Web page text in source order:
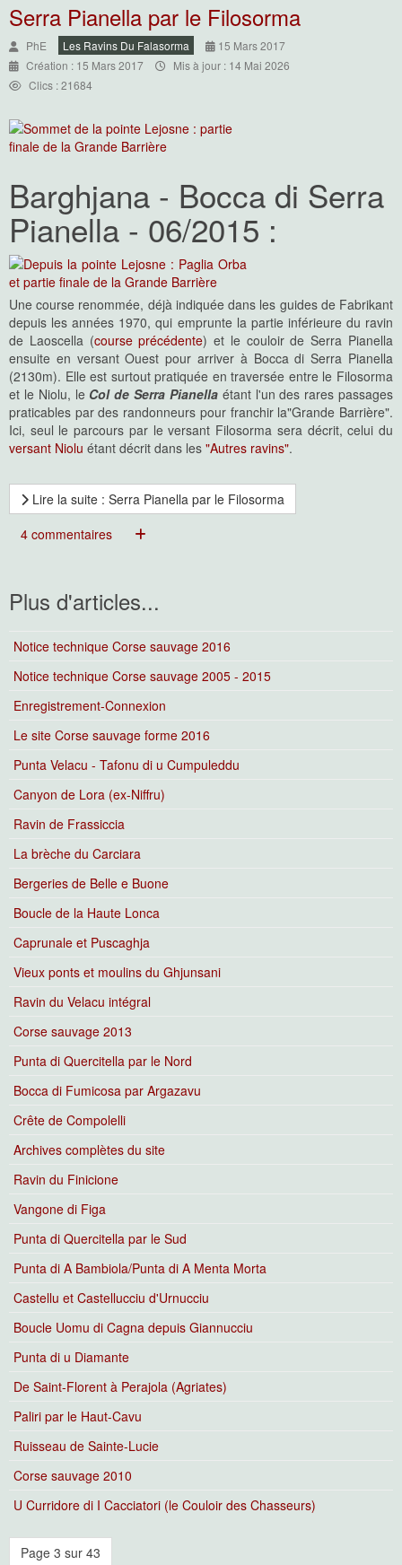
Serra Pianella par le Filosorma
PhE Les Ravins Du Falasorma
15 Mars 2017
Création : 15 Mars 2017
Mis à jour : 14 Mai 2026
Clics : 21684
Barghjana - Bocca di Serra
Pianella - 06/2015 :
Une course renommée, déjà indiquée dans les guides de Fabrikant
depuis les années 1970, qui emprunte la partie inférieure du ravin
de Laoscella (course précédente) et le couloir de Serra Pianella
ensuite en versant Ouest pour arriver à Bocca di Serra Pianella
(2130m). Elle est surtout pratiquée en traversée entre le Filosorma
et le Niolu, le Col de Serra Pianellaétant l'un des rares passages
praticables par des randonneurs pour franchir la"Grande Barrière".
Ici, seul le parcours par le versant Filosorma sera décrit, celui du
versant Niolu étant décrit dans les "Autres ravins".
Lire la suite : Serra Pianella par le Filosorma
4 commentaires
Plus d'articles...
Notice technique Corse sauvage 2016
Notice technique Corse sauvage 2005 - 2015
Enregistrement-Connexion
Le site Corse sauvage forme 2016
Punta Velacu - Tafonu di u Cumpuleddu
Canyon de Lora (ex-Niffru)
Ravin de Frassiccia
La brèche du Carciara
Bergeries de Belle e Buone
Boucle de la Haute Lonca
Caprunale et Puscaghja
Vieux ponts et moulins du Ghjunsani
Ravin du Velacu intégral
Corse sauvage 2013
Punta di Quercitella par le Nord
Bocca di Fumicosa par Argazavu
Crête de Compolelli
Archives complètes du site
Ravin du Finicione
Vangone di Figa
Punta di Quercitella par le Sud
Punta di A Bambiola/Punta di A Menta Morta
Castellu et Castellucciu d'Urnucciu
Boucle Uomu di Cagna depuis Giannucciu
Punta di u Diamante
De Saint-Florent à Perajola (Agriates)
Paliri par le Haut-Cavu
Ruisseau de Sainte-Lucie
Corse sauvage 2010
U Curridore di I Cacciatori (le Couloir des Chasseurs)
Page 3 sur 43